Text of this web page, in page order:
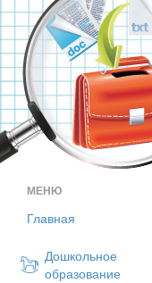
МЕНЮ
Главная
Дошкольное
образование